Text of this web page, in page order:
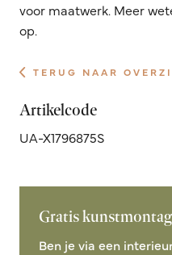
voor maatwerk. Meer
op.
TERUG NAAR
Artikelcode
UA-X1796875S
Gratis
Ben je via een